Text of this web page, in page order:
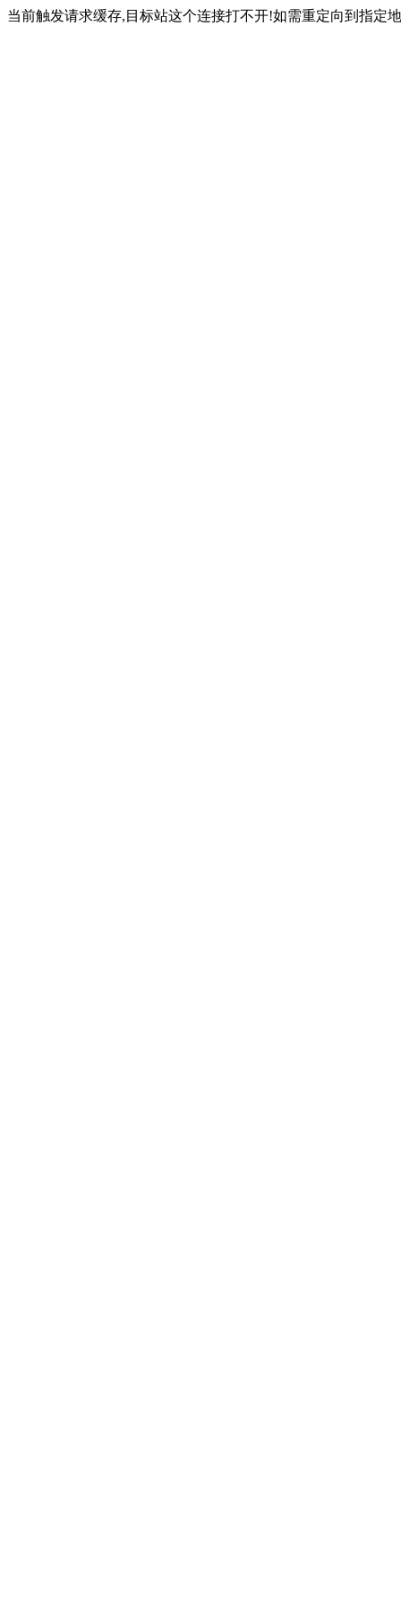
当前触发请求缓存,目标站这个连接打不开!如需重定向到指定